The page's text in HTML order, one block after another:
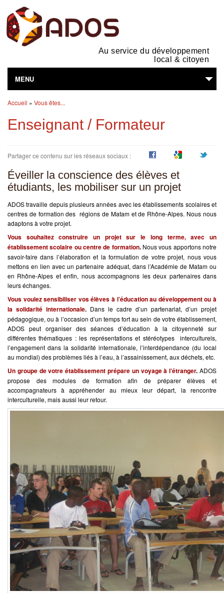
Au service du développement
local & citoyen
MENU
L'ASSOCIATION
NOS ACTIVITÉS
SUPPORTS EN LIGNE
VOUS ÊTES...
Vous êtes ici
Accueil » Vous êtes...
Enseignant / Formateur
Partager ce contenu sur les réseaux sociaux :
Éveiller la conscience des élèves et
étudiants, les mobiliser sur un projet
ADOS travaille depuis plusieurs années avec les établissements scolaires et
centres de formation des régions de Matam et de Rhône-Alpes. Nous nous
adaptons à votre projet.
Vous souhaitez construire un projet sur le long terme, avec un
établissement scolaire ou centre de formation.Nous vous apportons notre
savoir-faire dans l’élaboration et la formulation de votre projet, nous vous
mettons en lien avec un partenaire adéquat, dans l’Académie de Matam ou
en Rhône-Alpes et enfin, nous accompagnons les deux partenaires dans
leurs échanges.
Vous voulez sensibiliser vos élèves à l’éducation au développement ou à
la solidarité internationale. Dans le cadre d’un partenariat, d’un projet
pédagogique, ou à l’occasion d’un temps fort au sein de votre établissement,
ADOS peut organiser des séances d’éducation à la citoyenneté sur
différentes thématiques : les représentations et stéréotypes interculturels,
l’engagement dans la solidarité internationale, l’interdépendance (du local
au mondial) des problèmes liés à l’eau, à l’assainissement, aux déchets, etc.
Un groupe de votre établissement prépare un voyage à l’étranger. ADOS
propose des modules de formation afin de préparer élèves et
accompagnateurs à appréhender au mieux leur départ, la rencontre
interculturelle, mais aussi leur retour.